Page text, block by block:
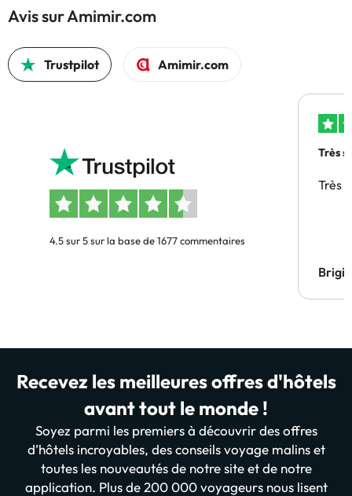
Avis sur Amimir.com
Trustpilot Amimir.com
4.5 sur 5 sur la base de 1677 commentaires
Très
Très
Recevez les meilleures offres d'hôtels
avant tout le monde !
Soyez parmi les premiers à découvrir des offres
d’hôtels incroyables, des conseils voyage malins et
toutes les nouveautés de notre site et de notre
application. Plus de 200 000 voyageurs nous lisent